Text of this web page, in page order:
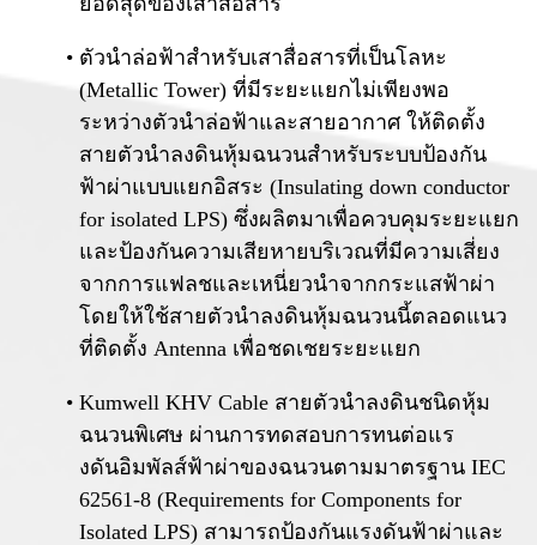
ตัวนำล่อฟ้าสำหรับเสาสื่อสารที่เป็นโลหะ
(Metallic Tower) ที่มีระยะแยกไม่เพียงพอ
ระหว่างตัวนำล่อฟ้าและสายอากาศ ให้ติดตั้ง
สายตัวนำลงดินหุ้มฉนวนสำหรับระบบป้องกัน
ฟ้าผ่าแบบแยกอิสระ (Insulating down conductor
for isolated LPS) ซึ่งผลิตมาเพื่อควบคุมระยะแยก
และป้องกันความเสียหายบริเวณที่มีความเสี่ยง
จากการแฟลชและเหนี่ยวนำจากกระแสฟ้าผ่า
โดยให้ใช้สายตัวนำลงดินหุ้มฉนวนนี้ตลอดแนว
ที่ติดตั้ง Antenna เพื่อชดเชยระยะแยก
Kumwell KHV Cable สายตัวนำลงดินชนิดหุ้ม
ฉนวนพิเศษ ผ่านการทดสอบการทนต่อแร
งดันอิมพัลส์ฟ้าผ่าของฉนวนตามมาตรฐาน IEC
62561-8 (Requirements for Components for
Isolated LPS) สามารถป้องกันแรงดันฟ้าผ่าและ